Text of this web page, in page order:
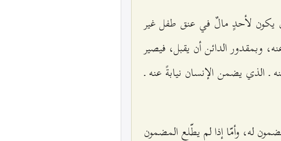
يكون لأحدٍ مالٌ في عنق طفل غير
وبمقدور الدائن أن يقبل، فيصير
ـ الذي يضمن الإنسان نيابةً عنه ـ
له، وأمّا إذا لم يطّلع المضمون